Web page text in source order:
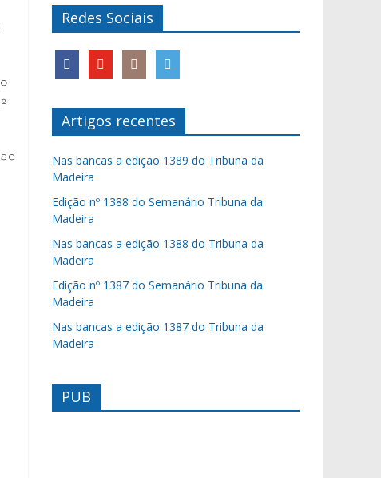
Redes Sociais
Artigos recentes
Nas bancas a edição 1389 do Tribuna da
Madeira
Edição nº 1388 do Semanário Tribuna da
Madeira
Nas bancas a edição 1388 do Tribuna da
Madeira
Edição nº 1387 do Semanário Tribuna da
Madeira
Nas bancas a edição 1387 do Tribuna da
Madeira
PUB